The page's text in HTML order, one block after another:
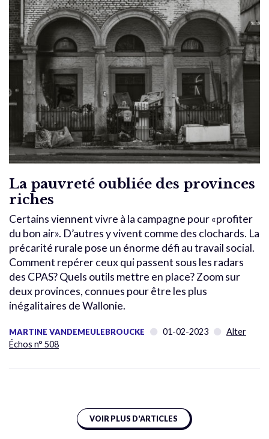
La pauvreté oubliée des provinces
riches
Certains viennent vivre à la campagne pour «profiter
du bon air». D’autres y vivent comme des clochards. La
précarité rurale pose un énorme défi au travail social.
Comment repérer ceux qui passent sous les radars
des CPAS? Quels outils mettre en place? Zoom sur
deux provinces, connues pour être les plus
inégalitaires de Wallonie.
MARTINE VANDEMEULEBROUCKE 01-02-2023
Alter
Échos n° 508
VOIR PLUS D'ARTICLES